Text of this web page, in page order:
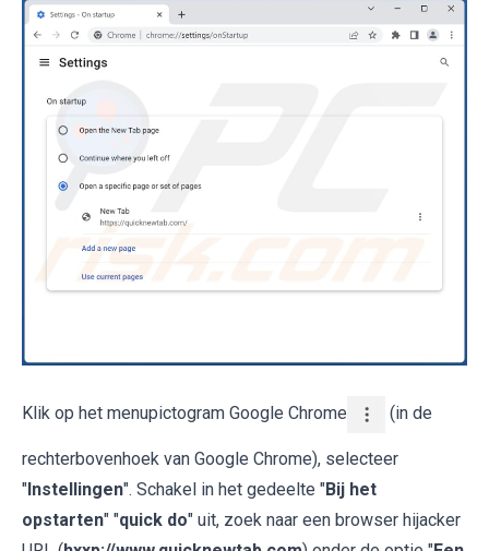
Klik op het menupictogram Google Chrome (in de
rechterbovenhoek van Google Chrome), selecteer
" Instellingen". Schakel in het gedeelte "Bij het
opstarten" "quick do" uit, zoek naar een browser hijacker